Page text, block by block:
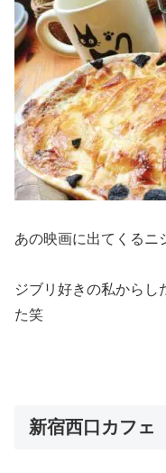
あの映画に出てくるニ
ジブリ好きの私からし
た笑
新宿西口カフェ